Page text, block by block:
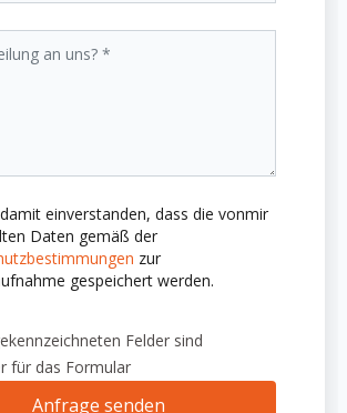
einverstanden, dass die vonmir
Daten gemäß der
zur
gespeichert werden.
Felder sind
für das Formular
Anfrage senden